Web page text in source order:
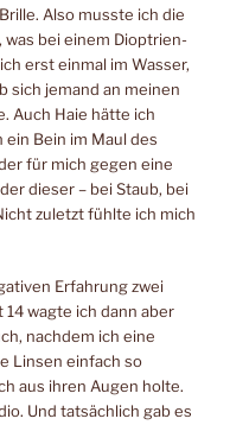
Also musste ich die
bei einem Dioptrien-
erst einmal im Wasser,
sich jemand an meinen
Auch Haie hätte ich
Bein im Maul des
für mich gegen eine
dieser – bei Staub, bei
zuletzt fühlte ich mich
Erfahrung zwei
14 wagte ich dann aber
nachdem ich eine
Linsen einfach so
aus ihren Augen holte.
Und tatsächlich gab es